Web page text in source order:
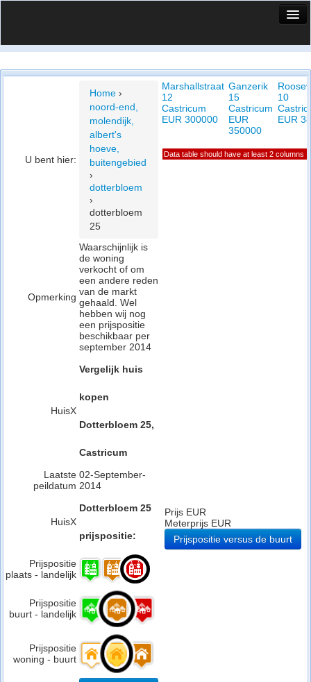
Vergelijk prijsposities - wijk
U bent hier:
Home ›
noord-end,
molendijk,
albert's
hoeve,
buitengebied
›
dotterbloem
›
dotterbloem
25
Opmerking
Waarschijnlijk is
de woning
verkocht of om
een andere reden
van de markt
gehaald. Wel
hebben wij nog
een prijspositie
beschikbaar per
september 2014
HuisX
Vergelijk huis
kopen
Dotterbloem 25,
Castricum
Laatste
peildatum
02-September-
2014
HuisX
Dotterbloem 25
prijspositie:
Prijspositie
plaats - landelijk
Prijspositie
buurt - landelijk
Prijspositie
woning - buurt
Marshallstraat
12
Castricum
EUR 300000
Ganzerik
15
Castricum
EUR
350000
10
EUR
Data table should have at least 2 columns
Prijs EUR
Meterprijs EUR
Prijspositie versus de buurt